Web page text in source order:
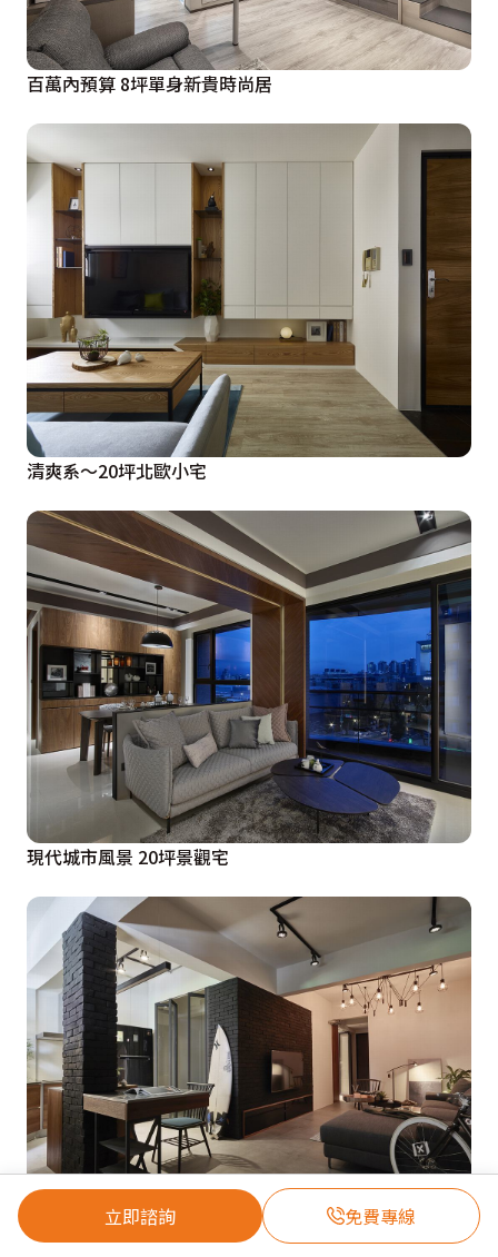
立即諮詢 免費專線
百萬內預算 8坪單身新貴時尚居
清爽系～20坪北歐小宅
現代城市風景 20坪景觀宅
悠閒隨性 工業風老屋煥然新生